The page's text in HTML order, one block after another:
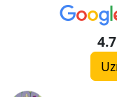
4.7